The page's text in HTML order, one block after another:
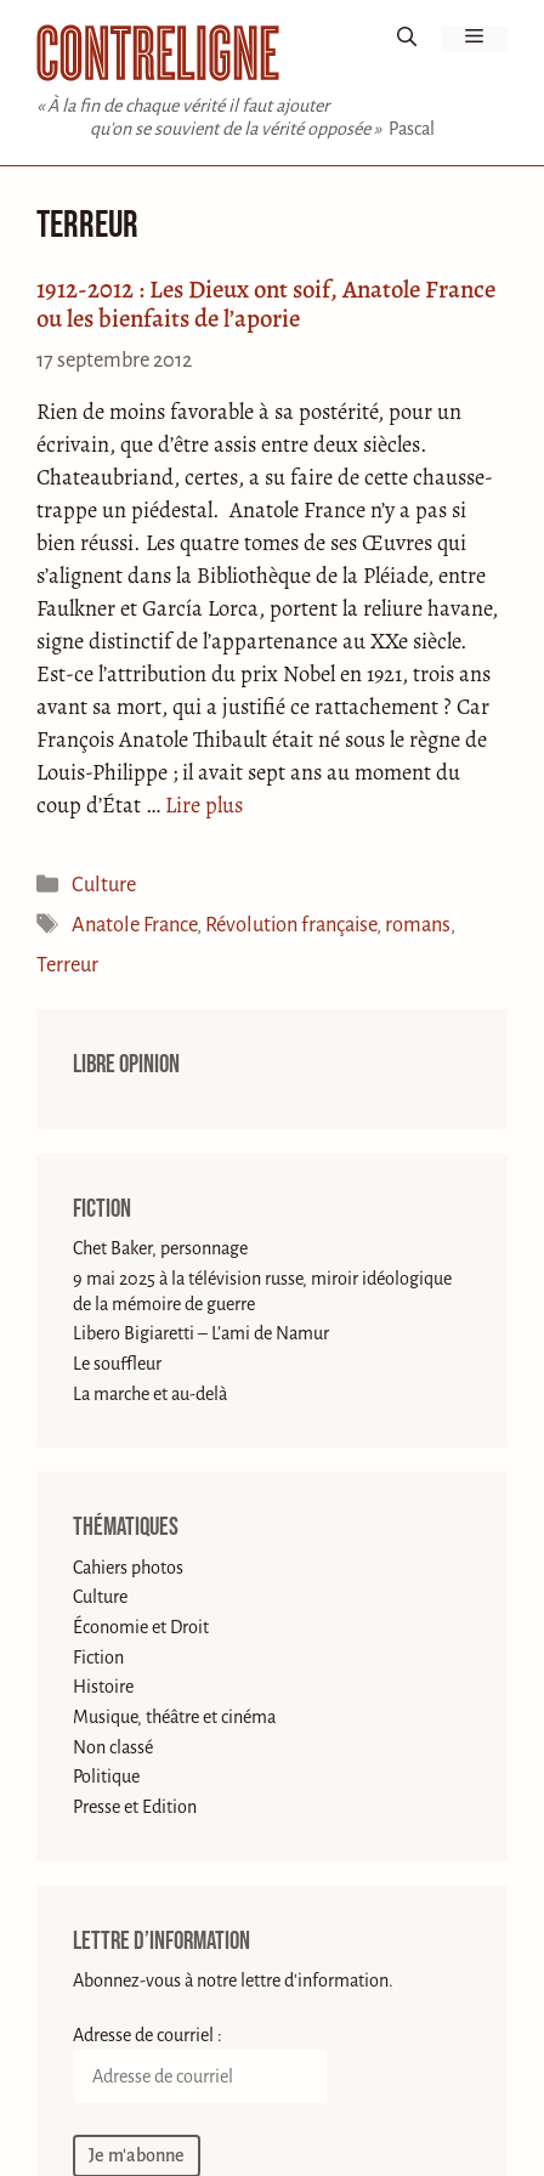
contenu
« À la fin de chaque vérité il faut ajouter
qu'on se souvient de la vérité opposée » Pascal
Menu
Terreur
1912-2012 : Les Dieux ont soif, Anatole France
ou les bienfaits de l’aporie
17 septembre 2012
Rien de moins favorable à sa postérité, pour un
écrivain, que d’être assis entre deux siècles.
Chateaubriand, certes, a su faire de cette chausse-
trappe un piédestal. Anatole France n’y a pas si
bien réussi. Les quatre tomes de ses Œuvres qui
s’alignent dans la Bibliothèque de la Pléiade, entre
Faulkner et García Lorca, portent la reliure havane,
signe distinctif de l’appartenance au XXe siècle.
Est-ce l’attribution du prix Nobel en 1921, trois ans
avant sa mort, qui a justifié ce rattachement ? Car
François Anatole Thibault était né sous le règne de
Louis-Philippe ; il avait sept ans au moment du
coup d’État … Lire plus
Catégories
Culture
Étiquettes
Anatole France, Révolution française, romans,
Terreur
Libre opinion
Fiction
Chet Baker, personnage
9 mai 2025 à la télévision russe, miroir idéologique
de la mémoire de guerre
Libero Bigiaretti – L’ami de Namur
Le souffleur
La marche et au-delà
Thématiques
Cahiers photos
Culture
Économie et Droit
Fiction
Histoire
Musique, théâtre et cinéma
Non classé
Politique
Presse et Edition
Lettre d’information
Abonnez-vous à notre lettre d'information.
Adresse de courriel :